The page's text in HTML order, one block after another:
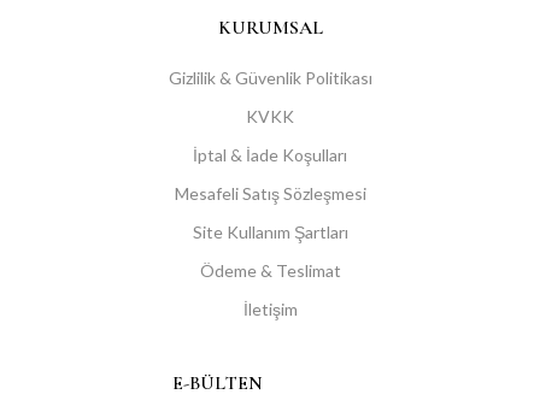
KURUMSAL
Gizlilik & Güvenlik Politikası
KVKK
İptal & İade Koşulları
Mesafeli Satış Sözleşmesi
Site Kullanım Şartları
Ödeme & Teslimat
İletişim
E-BÜLTEN